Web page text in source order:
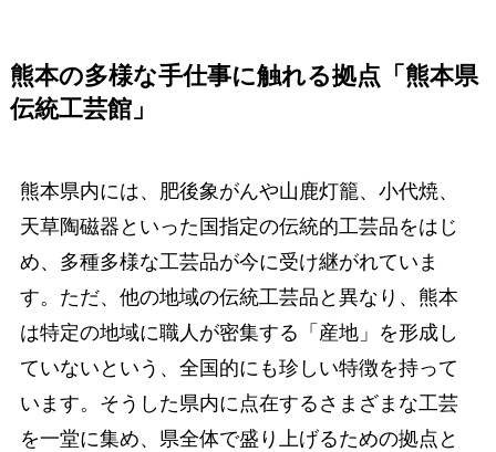
熊本の多様な手仕事に触れる拠点「熊本県
伝統工芸館」
熊本県内には、肥後象がんや山鹿灯籠、小代焼、
天草陶磁器といった国指定の伝統的工芸品をはじ
め、多種多様な工芸品が今に受け継がれていま
す。ただ、他の地域の伝統工芸品と異なり、熊本
は特定の地域に職人が密集する「産地」を形成し
ていないという、全国的にも珍しい特徴を持って
います。そうした県内に点在するさまざまな工芸
を一堂に集め、県全体で盛り上げるための拠点と